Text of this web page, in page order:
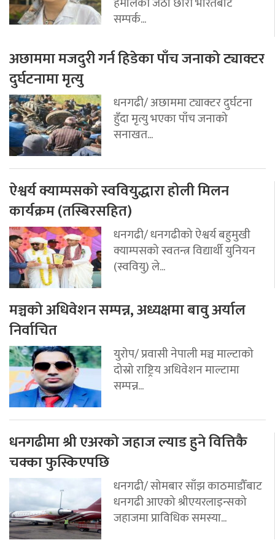
सम्पर्क...
अछाममा मजदुरी गर्न हिडेका पाँच जनाको ट्याक्टर
दुर्घटनामा मृत्यु
धनगढी/ अछाममा ट्याक्टर दुर्घटना
हुँदा मृत्यु भएका पाँच जनाको
सनाखत...
ऐश्वर्य क्याम्पसको स्ववियुद्धारा होली मिलन
कार्यक्रम (तस्बिरसहित)
धनगढी/ धनगढीको ऐश्वर्य बहुमुखी
क्याम्पसको स्वतन्त्र विद्यार्थी युनियन
(स्ववियु) ले...
मञ्चको अधिवेशन सम्पन्न, अध्यक्षमा बावु अर्याल
निर्वाचित
युरोप/ प्रवासी नेपाली मञ्च माल्टाको
दोस्रो राष्ट्रिय अधिवेशन माल्टामा
सम्पन्न...
धनगढीमा श्री एअरको जहाज ल्याड हुने वित्तिकै
चक्का फुस्किएपछि
धनगढी/ सोमबार साँझ काठमाडौँबाट
धनगढी आएको श्रीएयरलाइन्सको
जहाजमा प्राविधिक समस्या...